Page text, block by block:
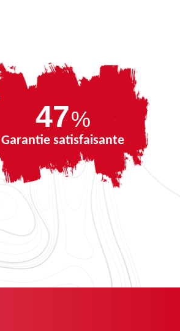
66%
Garantie satisfaisante